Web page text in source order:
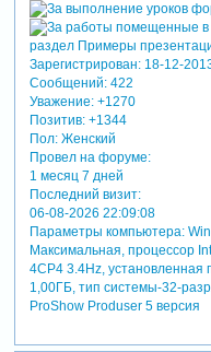
Зарегистрирован: 18-12-
Сообщений:422
Уважение: +1270
Позитив: +1344
Пол:Женский
Провел на форуме:
1 месяц 7 дней
Последний визит:
06-08-2026 22:09:08
Параметры компьютера:
Максимальная, процессор
4CP4 3.4Hz, установленная
1,00ГБ, тип системы-32-
ProShow Produser 5 версия